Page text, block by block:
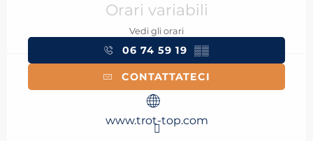
Orari variabili
Vedi gli orari
06 74 59 19 ▒▒
CONTATTATECI
www.trot-top.com